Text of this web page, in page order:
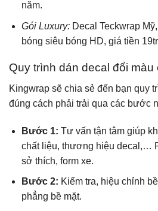
năm.
Gói Luxury:Decal Teckwrap
bóng siêu bóng HD, giá tiền
Quy trình dán decal đổi màu
Kingwrap sẽ chia sẻ đến bạn quy
đúng cách phải trải qua các bước
Bước 1: Tư vấn tận tâm giúp
chất liệu, thương hiệu decal,…
sở thích, form xe.
Bước 2: Kiểm tra, hiệu chỉnh
phẳng bề mặt.